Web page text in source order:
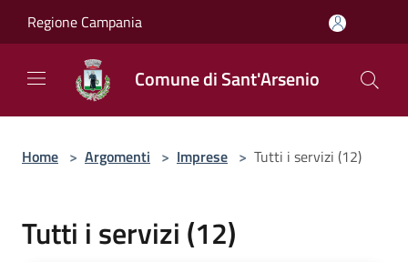
Regione Campania
Comune di Sant'Arsenio
Home > Argomenti > Imprese > Tutti i servizi (12)
Tutti i servizi (12)